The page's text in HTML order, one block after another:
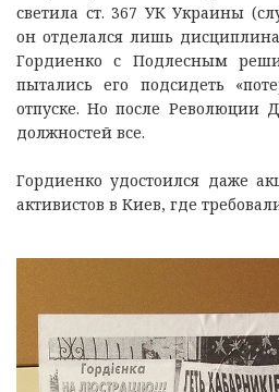
светила ст. 367 УК Украины
он отделался лишь
Гордиенко с Подлесным
пытались его подсидеть
отпуске. Но после Революции
должностей все.
Гордиенко удостоился даже
активистов в Киев, где